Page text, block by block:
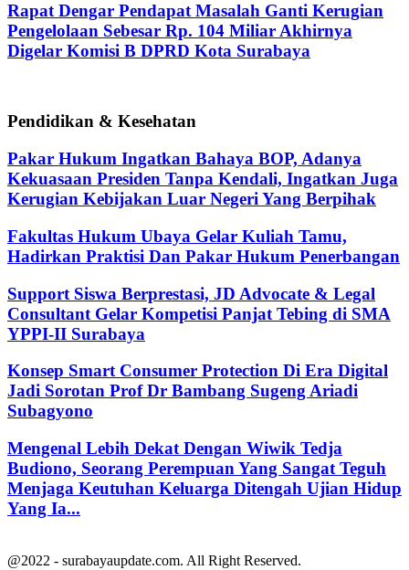
Rapat Dengar Pendapat Masalah Ganti Kerugian
Pengelolaan Sebesar Rp. 104 Miliar Akhirnya
Digelar Komisi B DPRD Kota Surabaya
Pendidikan & Kesehatan
Pakar Hukum Ingatkan Bahaya BOP, Adanya
Kekuasaan Presiden Tanpa Kendali, Ingatkan Juga
Kerugian Kebijakan Luar Negeri Yang Berpihak
Fakultas Hukum Ubaya Gelar Kuliah Tamu,
Hadirkan Praktisi Dan Pakar Hukum Penerbangan
Support Siswa Berprestasi, JD Advocate & Legal
Consultant Gelar Kompetisi Panjat Tebing di SMA
YPPI-II Surabaya
Konsep Smart Consumer Protection Di Era Digital
Jadi Sorotan Prof Dr Bambang Sugeng Ariadi
Subagyono
Mengenal Lebih Dekat Dengan Wiwik Tedja
Budiono, Seorang Perempuan Yang Sangat Teguh
Menjaga Keutuhan Keluarga Ditengah Ujian Hidup
Yang Ia...
@2022 - surabayaupdate.com. All Right Reserved.